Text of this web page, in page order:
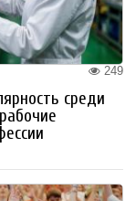
249
среди